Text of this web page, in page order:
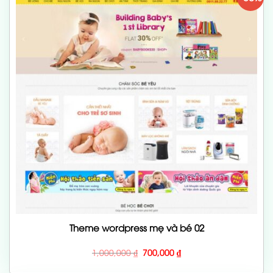
Theme wordpress mẹ và bé 02
1,000,000₫ Giá
gốc
700,000₫Giá
hiện